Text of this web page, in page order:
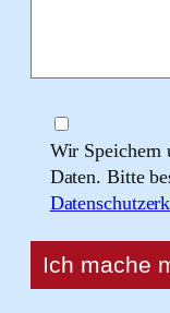
Wir Speichern
Daten. Bitte